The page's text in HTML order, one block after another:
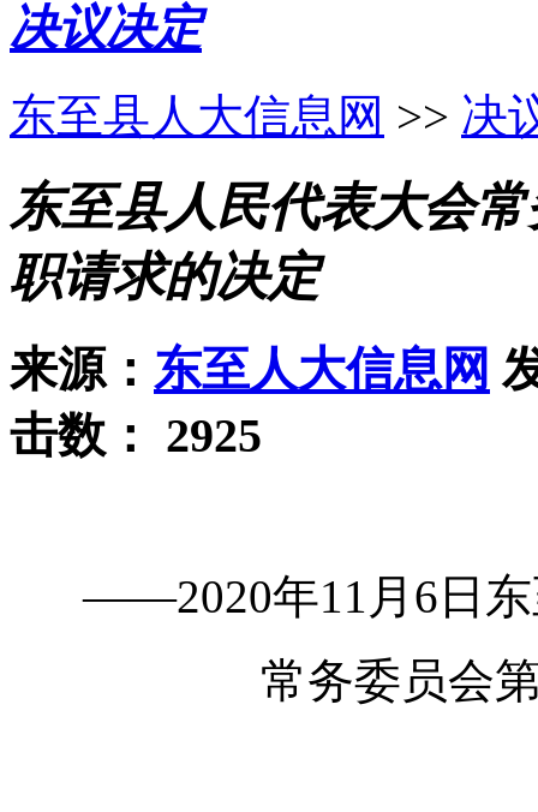
决议决定
东至县人大信息网 >> 决
东至县人民代表大会
职请求的决定
来源： 东至人大信息网
击数： 2925
——2020年11月6日东
常务委员会